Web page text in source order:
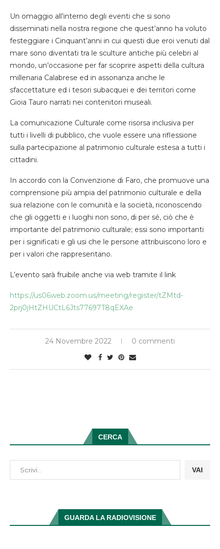
Un omaggio all’interno degli eventi che si sono
disseminati nella nostra regione che quest’anno ha voluto
festeggiare i Cinquant’anni in cui questi due eroi venuti dal
mare sono diventati tra le sculture antiche più celebri al
mondo, un’occasione per far scoprire aspetti della cultura
millenaria Calabrese ed in assonanza anche le
sfaccettature ed i tesori subacquei e dei territori come
Gioia Tauro narrati nei contenitori museali.
La comunicazione Culturale come risorsa inclusiva per
tutti i livelli di pubblico, che vuole essere una riflessione
sulla partecipazione al patrimonio culturale estesa a tutti i
cittadini.
In accordo con la Convenzione di Faro, che promuove una
comprensione più ampia del patrimonio culturale e della
sua relazione con le comunità e la società, riconoscendo
che gli oggetti e i luoghi non sono, di per sé, ciò che è
importante del patrimonio culturale; essi sono importanti
per i significati e gli usi che le persone attribuiscono loro e
per i valori che rappresentano.
L’evento sarà fruibile anche via web tramite il link
https://us06web.zoom.us/meeting/register/tZMtd-
2prj0jHtZHUCtL6Jts77697T8qEXAe
24 Novembre 2022 0 commenti
CERCA
VAI
GUARDA LA RADIOVISIONE